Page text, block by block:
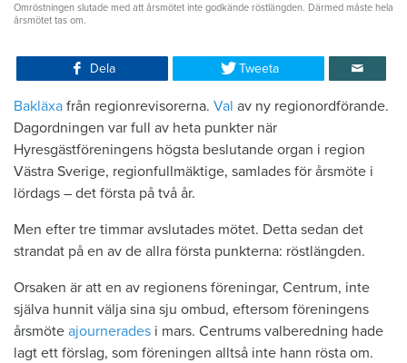
Omröstningen slutade med att årsmötet inte godkände röstlängden. Därmed måste hela
årsmötet tas om.
Dela Tweeta
Bakläxa från regionrevisorerna. Val av ny regionordförande.
Dagordningen var full av heta punkter när
Hyresgästföreningens högsta beslutande organ i region
Västra Sverige, regionfullmäktige, samlades för årsmöte i
lördags – det första på två år.
Men efter tre timmar avslutades mötet. Detta sedan det
strandat på en av de allra första punkterna: röstlängden.
Orsaken är att en av regionens föreningar, Centrum, inte
själva hunnit välja sina sju ombud, eftersom föreningens
årsmöte ajournerades i mars. Centrums valberedning hade
lagt ett förslag, som föreningen alltså inte hann rösta om.